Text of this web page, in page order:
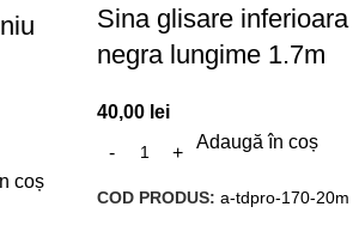
coș
Sina glisare inferioara
negra lungime 1.7m
40,00 lei
Adaugă în coș
COD PRODUS: a-tdpro-170-20m